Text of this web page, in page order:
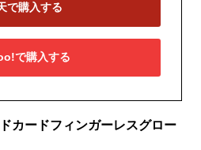
で購入する
で購入する
カードフィンガーレスグロー